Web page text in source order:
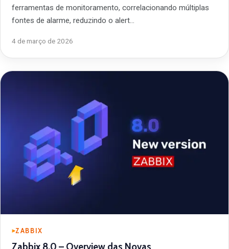
ferramentas de monitoramento, correlacionando múltiplas
fontes de alarme, reduzindo o alert…
4 de março de 2026
ZABBIX
Zabbix 8.0 – Overview das Novas